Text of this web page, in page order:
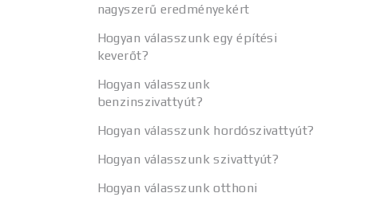
nagyszerű eredményekért
Hogyan válasszunk egy építési
keverőt?
Hogyan válasszunk
benzinszivattyút?
Hogyan válasszunk hordószivattyút?
Hogyan válasszunk szivattyút?
Hogyan válasszunk otthoni